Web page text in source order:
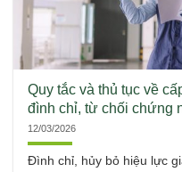
Quy tắc và thủ tục về
đình chỉ, từ chối chứng
12/03/2026
Đình chỉ, hủy bỏ hiệu lực